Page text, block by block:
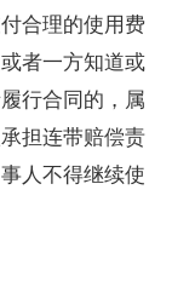
合理的使用费
者一方知道或
行合同的，属
担连带赔偿责
人不得继续使